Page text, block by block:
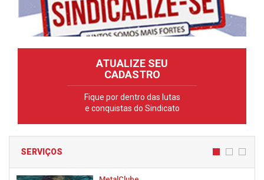
ATUALIZE SEU
CADASTRO
Fique por dentro das lutas
e conquistas do Sindicato
SERVIÇOS